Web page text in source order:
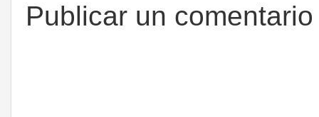
Publicar un comentario